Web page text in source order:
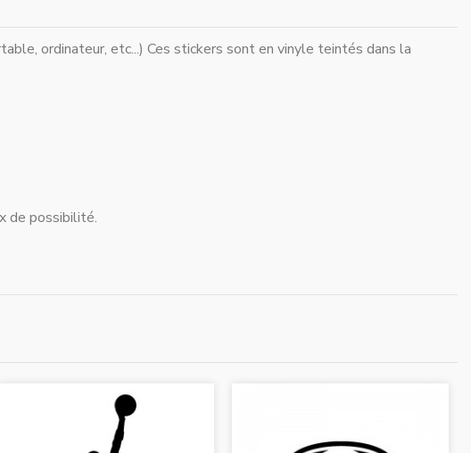
ordinateur, etc...) Ces stickers sont en vinyle teintés dans la
de possibilité.